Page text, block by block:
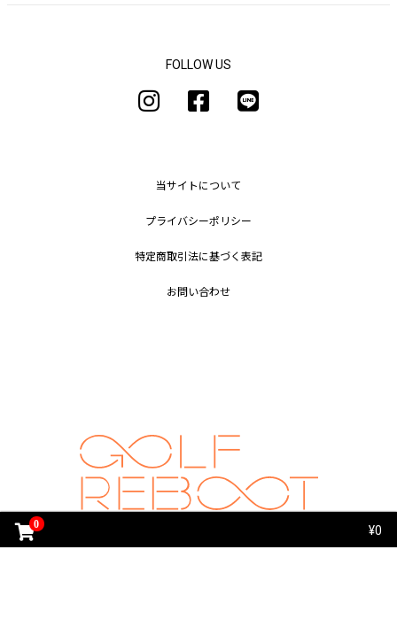
0 ¥0
当サイトについて
プライバシーポリシー
特定商取引法に基づく表記
お問い合わせ
FOLLOW US